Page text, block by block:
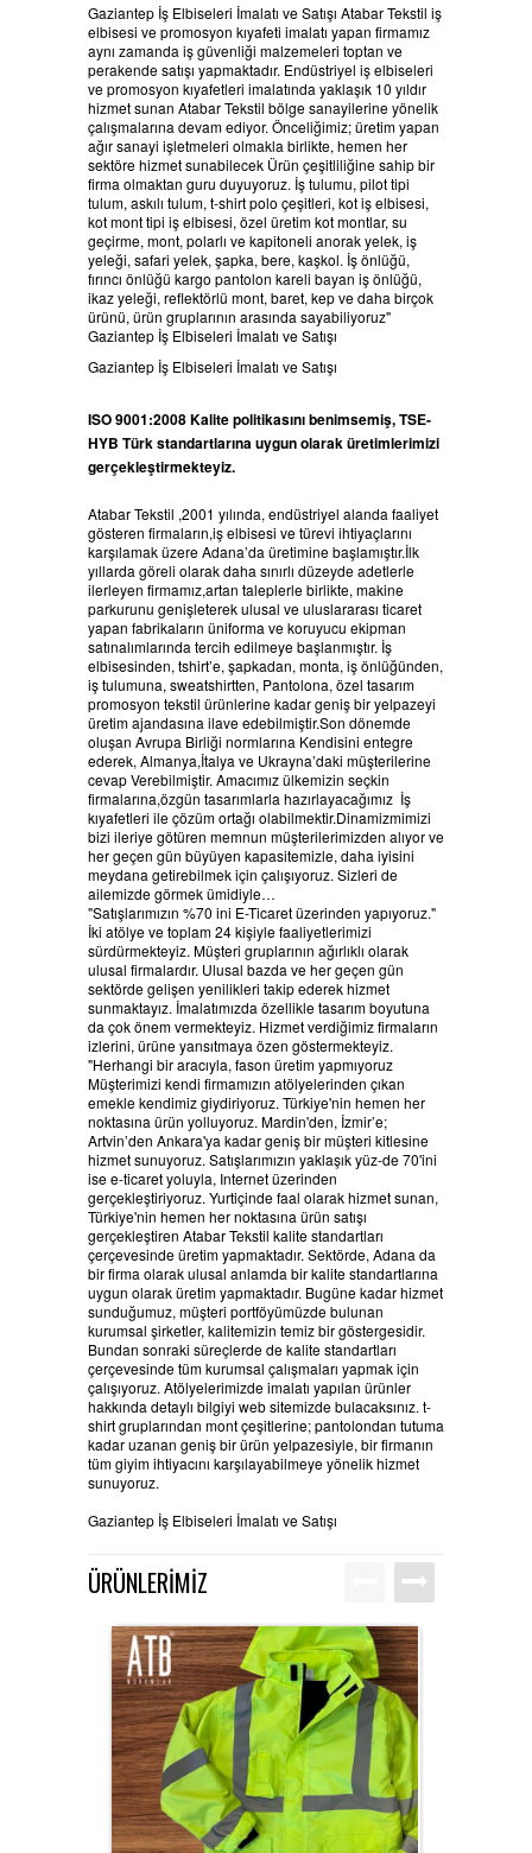
Gaziantep İş Elbiseleri İmalatı ve Satışı Atabar Tekstil iş
elbisesi ve promosyon kıyafeti imalatı yapan firmamız
aynı zamanda iş güvenliği malzemeleri toptan ve
perakende satışı yapmaktadır. Endüstriyel iş elbiseleri
ve promosyon kıyafetleri imalatında yaklaşık 10 yıldır
hizmet sunan Atabar Tekstil bölge sanayilerine yönelik
çalışmalarına devam ediyor. Önceliğimiz; üretim yapan
ağır sanayi işletmeleri olmakla birlikte, hemen her
sektöre hizmet sunabilecek Ürün çeşitliliğine sahip bir
firma olmaktan guru duyuyoruz. İş tulumu, pilot tipi
tulum, askılı tulum, t-shirt polo çeşitleri, kot iş elbisesi,
kot mont tipi iş elbisesi, özel üretim kot montlar, su
geçirme, mont, polarlı ve kapitoneli anorak yelek, iş
yeleği, safari yelek, şapka, bere, kaşkol. İş önlüğü,
fırıncı önlüğü kargo pantolon kareli bayan iş önlüğü,
ikaz yeleği, reflektörlü mont, baret, kep ve daha birçok
ürünü, ürün gruplarının arasında sayabiliyoruz"
Gaziantep İş Elbiseleri İmalatı ve Satışı
Gaziantep İş Elbiseleri İmalatı ve Satışı
ISO 9001:2008 Kalite politikasını benimsemiş, TSE-
HYB Türk standartlarına uygun olarak üretimlerimizi
gerçekleştirmekteyiz.
Atabar Tekstil ,2001 yılında, endüstriyel alanda faaliyet
gösteren firmaların,iş elbisesi ve türevi ihtiyaçlarını
karşılamak üzere Adana’da üretimine başlamıştır.İlk
yıllarda göreli olarak daha sınırlı düzeyde adetlerle
ilerleyen firmamız,artan taleplerle birlikte, makine
parkurunu genişleterek ulusal ve uluslararası ticaret
yapan fabrikaların üniforma ve koruyucu ekipman
satınalımlarında tercih edilmeye başlanmıştır. İş
elbisesinden, tshirt’e, şapkadan, monta, iş önlüğünden,
iş tulumuna, sweatshirtten, Pantolona, özel tasarım
promosyon tekstil ürünlerine kadar geniş bir yelpazeyi
üretim ajandasına ilave edebilmiştir.Son dönemde
oluşan Avrupa Birliği normlarına Kendisini entegre
ederek, Almanya,İtalya ve Ukrayna’daki müşterilerine
cevap Verebilmiştir. Amacımız ülkemizin seçkin
firmalarına,özgün tasarımlarla hazırlayacağımız İş
kıyafetleri ile çözüm ortağı olabilmektir.Dinamizmimizi
bizi ileriye götüren memnun müşterilerimizden alıyor ve
her geçen gün büyüyen kapasitemizle, daha iyisini
meydana getirebilmek için çalışıyoruz. Sizleri de
ailemizde görmek ümidiyle…
"Satışlarımızın %70 ini E-Ticaret üzerinden yapıyoruz."
İki atölye ve toplam 24 kişiyle faaliyetlerimizi
sürdürmekteyiz. Müşteri gruplarının ağırlıklı olarak
ulusal firmalardır. Ulusal bazda ve her geçen gün
sektörde gelişen yenilikleri takip ederek hizmet
sunmaktayız. İmalatımızda özellikle tasarım boyutuna
da çok önem vermekteyiz. Hizmet verdiğimiz firmaların
izlerini, ürüne yansıtmaya özen göstermekteyiz.
"Herhangi bir aracıyla, fason üretim yapmıyoruz
Müşterimizi kendi firmamızın atölyelerinden çıkan
emekle kendimiz giydiriyoruz. Türkiye'nin hemen her
noktasına ürün yolluyoruz. Mardin'den, İzmir’e;
Artvin’den Ankara'ya kadar geniş bir müşteri kitlesine
hizmet sunuyoruz. Satışlarımızın yaklaşık yüz-de 70'ini
ise e-ticaret yoluyla, Internet üzerinden
gerçekleştiriyoruz. Yurtiçinde faal olarak hizmet sunan,
Türkiye'nin hemen her noktasına ürün satışı
gerçekleştiren Atabar Tekstil kalite standartları
çerçevesinde üretim yapmaktadır. Sektörde, Adana da
bir firma olarak ulusal anlamda bir kalite standartlarına
uygun olarak üretim yapmaktadır. Bugüne kadar hizmet
sunduğumuz, müşteri portföyümüzde bulunan
kurumsal şirketler, kalitemizin temiz bir göstergesidir.
Bundan sonraki süreçlerde de kalite standartları
çerçevesinde tüm kurumsal çalışmaları yapmak için
çalışıyoruz. Atölyelerimizde imalatı yapılan ürünler
hakkında detaylı bilgiyi web sitemizde bulacaksınız. t-
shirt gruplarından mont çeşitlerine; pantolondan tutuma
kadar uzanan geniş bir ürün yelpazesiyle, bir firmanın
tüm giyim ihtiyacını karşılayabilmeye yönelik hizmet
sunuyoruz.
Gaziantep İş Elbiseleri İmalatı ve Satışı
ÜRÜNLERİMİZ